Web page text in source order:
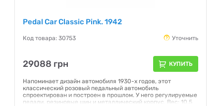
Pedal Car Classic Pink. 1942
Код товара: 30753 Уточнить
29088 грн КУПИТЬ
Напоминает дизайн автомобиля 1930-х годов, этот
классический розовый педальный автомобиль
спроектирован и построен в прошлом. У него регулируемые
педали, резиновые шин и металлический корпус. Вес: 10,5